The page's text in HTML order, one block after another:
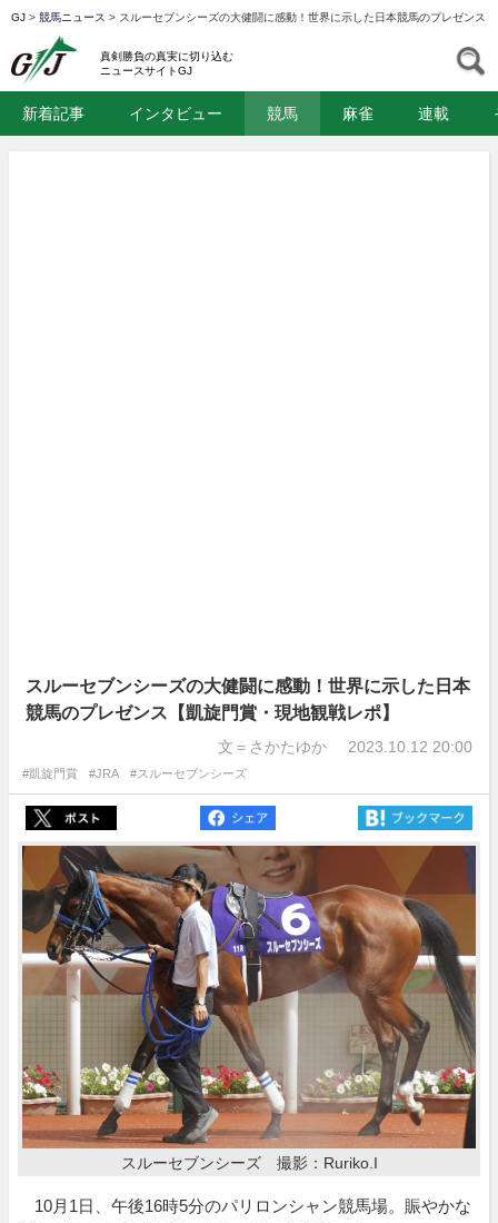
GJ > 競馬ニュース > スルーセブンシーズの大健闘に感動！世界に示した日本競馬のプレゼンス
真剣勝負の真実に切り込む
ニュースサイトGJ
新着記事 インタビュー 競馬 麻雀 連載
スルーセブンシーズの大健闘に感動！世界に示した日本
競馬のプレゼンス【凱旋門賞・現地観戦レポ】
文＝さかたゆか 2023.10.12 20:00
#凱旋門賞 #JRA #スルーセブンシーズ
スルーセブンシーズ 撮影：Ruriko.I
10月1日、午後16時5分のパリロンシャン競馬場。賑やかな